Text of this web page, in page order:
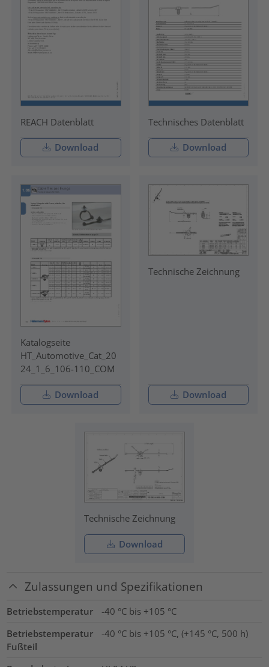
REACH Datenblatt
Download
Technisches Datenblatt
Download
Katalogseite
HT_Automotive_Cat_20
24_1_6_106-110_COM
Download
Technische Zeichnung
Download
Technische Zeichnung
Download
Zulassungen und Spezifikationen
Betriebstemperatur
-40 °C bis +105 °C
Betriebstemperatur
Fußteil
-40 °C bis +105 °C, (+145 °C, 500 h)